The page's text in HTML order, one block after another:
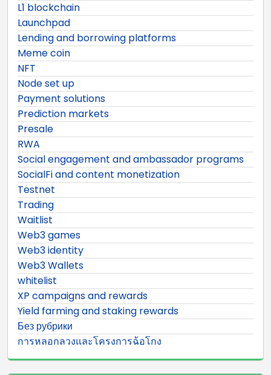
L1 blockchain
Launchpad
Lending and borrowing platforms
Meme coin
NFT
Node set up
Payment solutions
Prediction markets
Presale
RWA
Social engagement and ambassador programs
SocialFi and content monetization
Testnet
Trading
Waitlist
Web3 games
Web3 identity
Web3 Wallets
whitelist
XP campaigns and rewards
Yield farming and staking rewards
Без рубрики
การหลอกลวงและโครงการฉ้อโกง